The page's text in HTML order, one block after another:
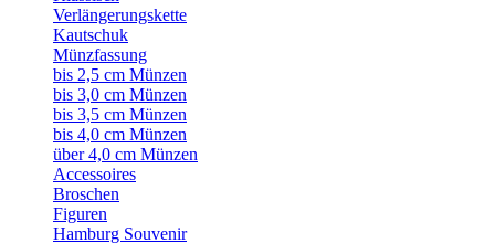
Verlängerungskette
Kautschuk
Münzfassung
bis 2,5 cm Münzen
bis 3,0 cm Münzen
bis 3,5 cm Münzen
bis 4,0 cm Münzen
über 4,0 cm Münzen
Accessoires
Broschen
Figuren
Hamburg Souvenir